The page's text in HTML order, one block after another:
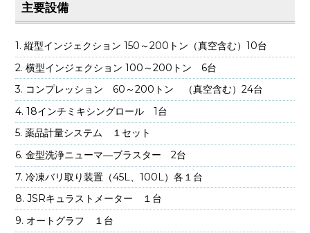
主要設備
縦型インジェクション 150～200トン（真空含む）10台
横型インジェクション 100～200トン 6台
コンプレッション 60～200トン （真空含む）24台
18インチミキシングロール 1台
薬品計量システム １セット
金型洗浄ニューマ―ブラスター 2台
冷凍バリ取り装置（45L、100L）各１台
JSRキュラストメーター １台
オートグラフ １台